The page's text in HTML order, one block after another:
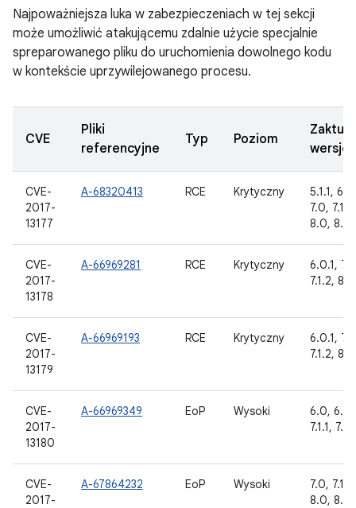
Najpoważniejsza luka w zabezpieczeniach w tej sekcji
może umożliwić atakującemu zdalnie użycie specjalnie
spreparowanego pliku do uruchomienia dowolnego kodu
w kontekście uprzywilejowanego procesu.
CVE
Pliki
referencyjne
Typ Poziom
wersje
CVE-
2017-
13177
A-68320413 RCE Krytyczny
5.1.1,
7.0,
8.0, 8.1
CVE-
2017-
13178
A-66969281 RCE Krytyczny
6.0.1,
7.1.2,
CVE-
2017-
13179
A-66969193 RCE Krytyczny
6.0.1,
7.1.2,
CVE-
2017-
13180
A-66969349 EoP Wysoki
6.0,
7.1.1,
CVE-
2017-
A-67864232 EoP Wysoki
7.0,
8.0, 8.1